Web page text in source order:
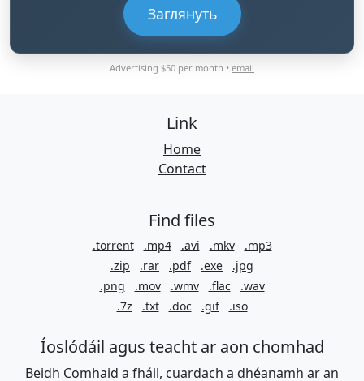
Заглянуть
Advertising $50 per month • email
Link
Home
Contact
Find files
.torrent .mp4 .avi .mkv
.mp3
.zip
.rar .pdf .exe
.jpg
.png
.mov .wmv .flac
.wav
.7z
.txt .doc .gif .iso
Íoslódáil agus teacht ar aon chomhad
Beidh Comhaid a fháil, cuardach a dhéanamh ar an